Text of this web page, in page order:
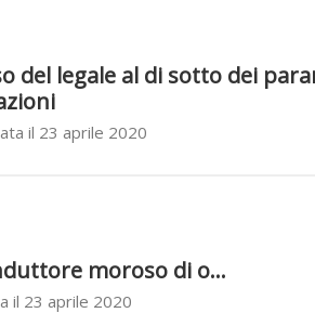
del legale al di sotto dei
il 23 aprile 2020
moroso di o...
il 23 aprile 2020